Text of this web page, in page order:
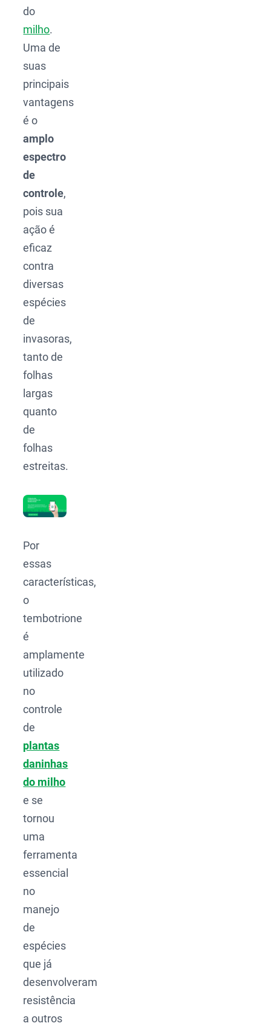
do
milho.
Uma de
suas
principais
vantagens
é o
amplo
espectro
de
controle,
pois sua
ação é
eficaz
contra
diversas
espécies
de
invasoras,
tanto de
folhas
largas
quanto
de
folhas
estreitas.
Por
essas
características,
o
tembotrione
é
amplamente
utilizado
no
controle
de
plantas
daninhas
do milho
e se
tornou
uma
ferramenta
essencial
no
manejo
de
espécies
que já
desenvolveram
resistência
a outros